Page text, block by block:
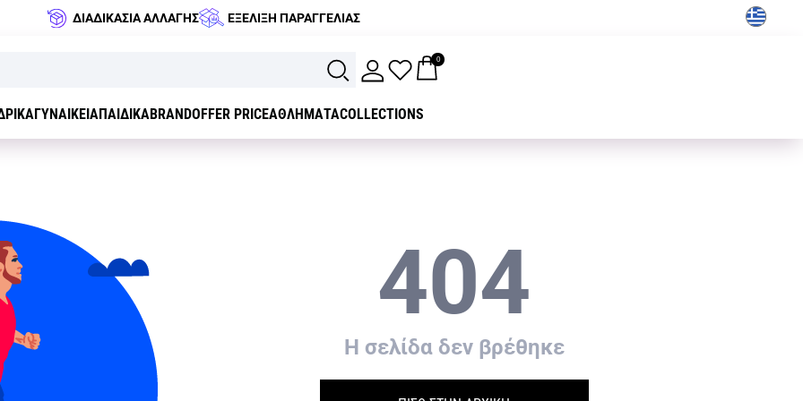
ΔΙΑΔΙΚΑΣΙΑ ΑΛΛΑΓΗΣ ΕΞΕΛΙΞΗ ΠΑΡΑΓΓΕΛΙΑΣ
0
ΓΥΝΑΙΚΕΙΑΠΑΙΔΙΚΑBRANDOFFER PRICEΑΘΛΗΜΑΤΑCOLLECTIONS
404
H σελίδα δεν βρέθηκε